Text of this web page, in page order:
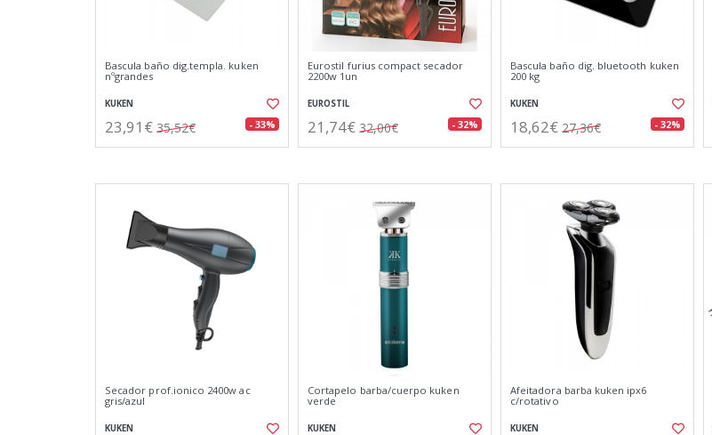
Bascula baño dig.templa. kuken
nºgrandes
KUKEN
23,91€ 35,52€ - 33%
Eurostil furius compact secador
2200w 1un
EUROSTIL
21,74€ 32,00€ - 32%
Bascula baño dig. bluetooth kuken
200 kg
KUKEN
18,62€ 27,36€ - 32%
Secador prof.ionico 2400w ac
gris/azul
KUKEN
Cortapelo barba/cuerpo kuken
verde
KUKEN
Afeitadora barba kuken ipx6
c/rotativo
KUKEN